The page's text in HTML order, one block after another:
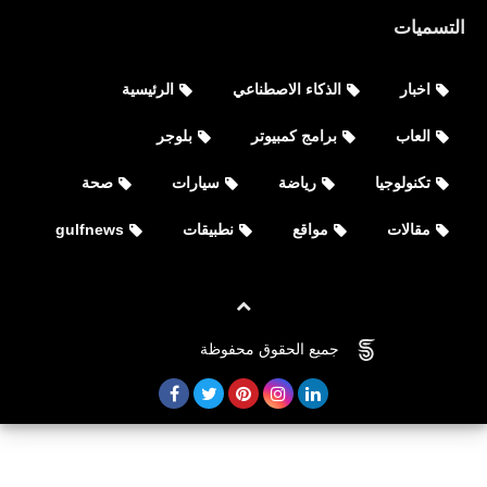
iPad
TapTap
التسميات
اخبار الذكاء الاصطناعي الرئيسية
العاب برامج كمبيوتر بلوجر
تكنولوجيا رياضة سيارات صحة
مقالات مواقع نطبيقات gulfnews
جميع الحقوق محفوظة